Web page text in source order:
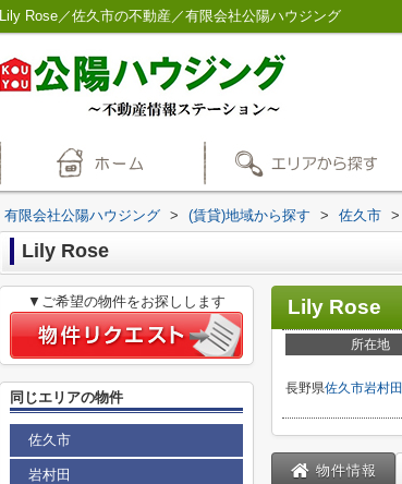
Lily Rose／佐久市の不動産／有限会社公陽ハウジング
有限会社公陽ハウジング > (賃貸)地域から探す > 佐久市 >
Lily Rose
Lily Rose
所在地
長野県佐久市岩村田
物件情報
▼ご希望の物件をお探しします
同じエリアの物件
佐久市
岩村田